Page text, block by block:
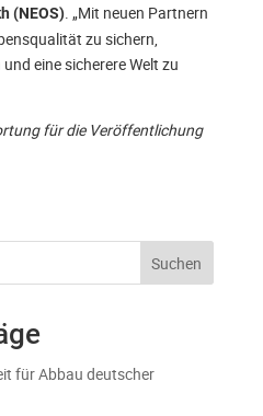
(NEOS). „Mit neuen Partnern
zu sichern,
eine sicherere Welt zu
für die Veröffentlichung
Suchen
für Abbau deutscher